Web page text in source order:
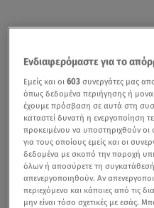
Ενδιαφερόμαστε για το
Εμείς και οι603 συνεργάτες μας
όπως δεδομένα περιήγησης ή
έχουμε πρόσβαση σε αυτά στη
καταστεί δυνατή η ενεργοποίηση
προκειμένου να υποστηριχθούν
για τους οποίους εμείς και οι
δεδομένα με σκοπό την παροχή
όλων ή αποσύρετε τη συγκατάθεσή
απενεργοποιηθούν. Αν
περιεχόμενο και κάποιες από τις
μην είναι τόσο σχετικές με εσάς.